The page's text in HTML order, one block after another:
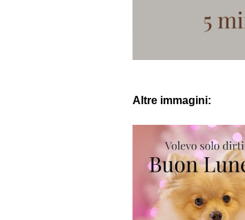
Altre immagini: